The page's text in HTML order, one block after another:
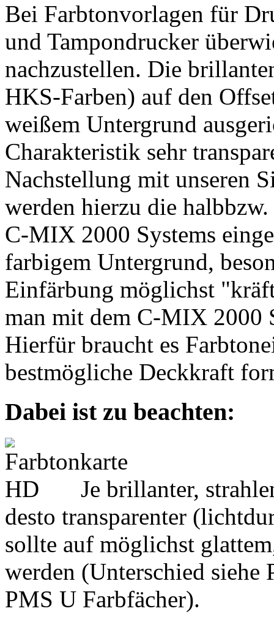
Bei Farbtonvorlagen für
und Tampondrucker
nachzustellen. Die
HKS-Farben) auf den
weißem Untergrund
Charakteristik sehr
Nachstellung mit unseren
werden hierzu die
C-MIX 2000 Systems
farbigem Untergrund,
Einfärbung möglichst
man mit dem C-MIX 2000
Hierfür braucht es
bestmögliche Deckkraft
Dabei ist zu beachten:
Je brillanter,
desto transparenter
sollte auf möglichst
werden (Unterschied siehe
PMS U Farbfächer).